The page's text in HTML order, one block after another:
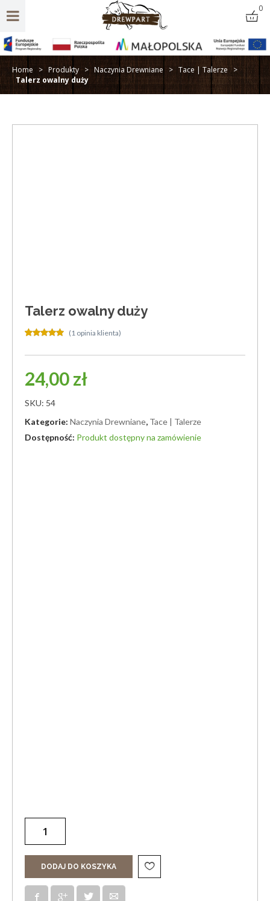
0
Home > Produkty > Naczynia Drewniane > Tace | Talerze
>
Talerz owalny duży
Talerz owalny duży
(1 opinia klienta)
24,00zł
SKU: 54
Kategorie: Naczynia Drewniane, Tace | Talerze
Produkt dostępny na zamówienie
DODAJ DO KOSZYKA